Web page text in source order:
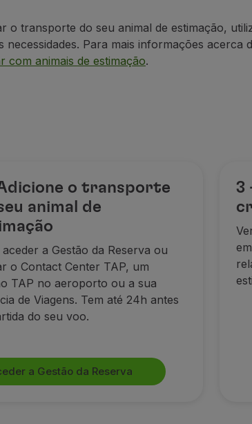
o transporte do seu animal de estimação,
Para mais informações
com animais de estimação.
o transporte
animal de
aceder a Gestão da Reserva ou
o Contact Center TAP, um
TAP no aeroporto ou a sua
de Viagens. Tem até 24h antes
do seu voo.
a Gestão da Reserva
3